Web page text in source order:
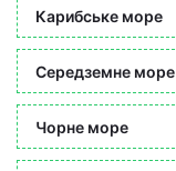
Карибське море
Середземне море
Чорне море